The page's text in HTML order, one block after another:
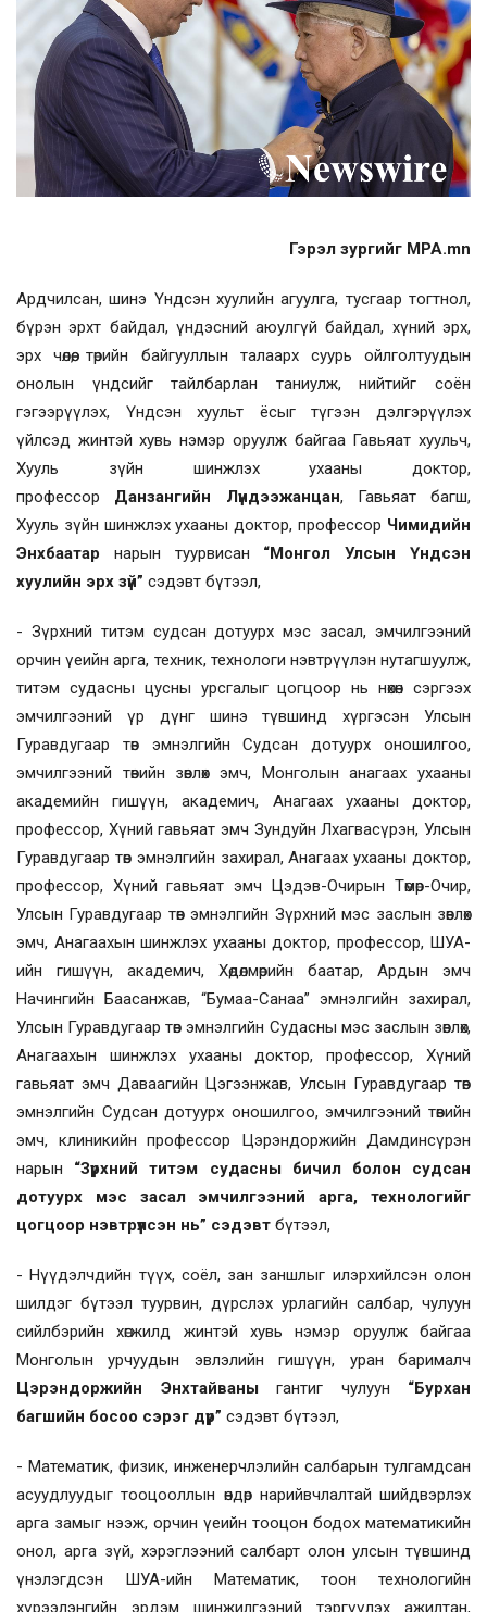
Гэрэл зургийг MPA.mn
Ардчилсан, шинэ Үндсэн хуулийн агуулга, тусгаар тогтнол,
бүрэн эрхт байдал, үндэсний аюулгүй байдал, хүний эрх,
эрх чөлөө, төрийн байгууллын талаарх суурь ойлголтуудын
онолын үндсийг тайлбарлан таниулж, нийтийг соён
гэгээрүүлэх, Үндсэн хуульт ёсыг түгээн дэлгэрүүлэх
үйлсэд жинтэй хувь нэмэр оруулж байгаа Гавьяат хуульч,
Хууль зүйн шинжлэх ухааны доктор,
профессор Данзангийн Лүндээжанцан, Гавьяат багш,
Хууль зүйн шинжлэх ухааны доктор, профессор Чимидийн
Энхбаатар нарын туурвисан “Монгол Улсын Үндсэн
хуулийн эрх зүй” сэдэвт бүтээл,
- Зүрхний титэм судсан дотуурх мэс засал, эмчилгээний
орчин үеийн арга, техник, технологи нэвтрүүлэн нутагшуулж,
титэм судасны цусны урсгалыг цогцоор нь нөхөн сэргээх
эмчилгээний үр дүнг шинэ түвшинд хүргэсэн Улсын
Гуравдугаар төв эмнэлгийн Судсан дотуурх оношилгоо,
эмчилгээний төвийн зөвлөх эмч, Монголын анагаах ухааны
академийн гишүүн, академич, Анагаах ухааны доктор,
профессор, Хүний гавьяат эмч Зундуйн Лхагвасүрэн, Улсын
Гуравдугаар төв эмнэлгийн захирал, Анагаах ухааны доктор,
профессор, Хүний гавьяат эмч Цэдэв-Очирын Төмөр-Очир,
Улсын Гуравдугаар төв эмнэлгийн Зүрхний мэс заслын зөвлөх
эмч, Анагаахын шинжлэх ухааны доктор, профессор, ШУА-
ийн гишүүн, академич, Хөдөлмөрийн баатар, Ардын эмч
Начингийн Баасанжав, “Бумаа-Санаа” эмнэлгийн захирал,
Улсын Гуравдугаар төв эмнэлгийн Судасны мэс заслын зөвлөх,
Анагаахын шинжлэх ухааны доктор, профессор, Хүний
гавьяат эмч Даваагийн Цэгээнжав, Улсын Гуравдугаар төв
эмнэлгийн Судсан дотуурх оношилгоо, эмчилгээний төвийн
эмч, клиникийн профессор Цэрэндоржийн Дамдинсүрэн
нарын “Зүрхний титэм судасны бичил болон судсан
дотуурх мэс засал эмчилгээний арга, технологийг
цогцоор нэвтрүүлсэн нь” сэдэвт бүтээл,
- Нүүдэлчдийн түүх, соёл, зан заншлыг илэрхийлсэн олон
шилдэг бүтээл туурвин, дүрслэх урлагийн салбар, чулуун
сийлбэрийн хөгжилд жинтэй хувь нэмэр оруулж байгаа
Монголын урчуудын эвлэлийн гишүүн, уран барималч
Цэрэндоржийн Энхтайваныгантиг чулуун “Бурхан
багшийн босоо сэрэг дүр” сэдэвт бүтээл,
- Математик, физик, инженерчлэлийн салбарын тулгамдсан
асуудлуудыг тооцооллын өндөр нарийвчлалтай шийдвэрлэх
арга замыг нээж, орчин үеийн тооцон бодох математикийн
онол, арга зүй, хэрэглээний салбарт олон улсын түвшинд
үнэлэгдсэн ШУА-ийн Математик, тоон технологийн
хүрээлэнгийн эрдэм шинжилгээний тэргүүлэх ажилтан,